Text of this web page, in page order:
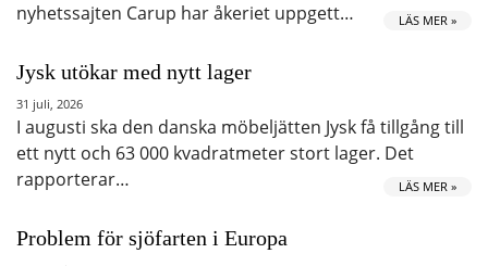
nyhetssajten Carup har åkeriet uppgett…
LÄS MER »
Jysk utökar med nytt lager
31 juli, 2026
I augusti ska den danska möbeljätten Jysk få tillgång till
ett nytt och 63 000 kvadratmeter stort lager. Det
rapporterar…
LÄS MER »
Problem för sjöfarten i Europa